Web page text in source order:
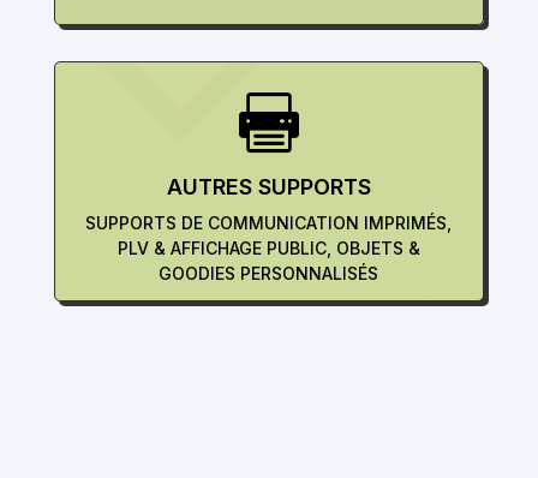

AUTRES SUPPORTS
SUPPORTS DE COMMUNICATION IMPRIMÉS,
PLV & AFFICHAGE PUBLIC, OBJETS &
GOODIES PERSONNALISÉS